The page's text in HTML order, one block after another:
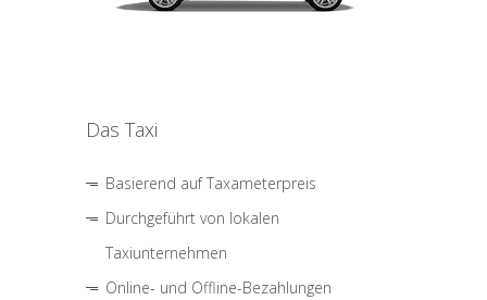
Das Taxi
Basierend auf Taxameterpreis
Durchgeführt von lokalen
Taxiunternehmen
Online- und Offline-Bezahlungen